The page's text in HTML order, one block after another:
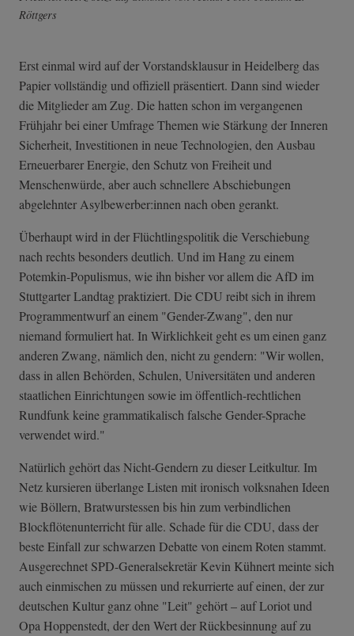
Röttgers
Erst einmal wird auf der Vorstandsklausur in Heidelberg das
Papier vollständig und offiziell präsentiert. Dann sind wieder
die Mitglieder am Zug. Die hatten schon im vergangenen
Frühjahr bei einer Umfrage Themen wie Stärkung der Inneren
Sicherheit, Investitionen in neue Technologien, den Ausbau
Erneuerbarer Energie, den Schutz von Freiheit und
Menschenwürde, aber auch schnellere Abschiebungen
abgelehnter Asylbewerber:innen nach oben gerankt.
Überhaupt wird in der Flüchtlingspolitik die Verschiebung
nach rechts besonders deutlich. Und im Hang zu einem
Potemkin-Populismus, wie ihn bisher vor allem die AfD im
Stuttgarter Landtag praktiziert. Die CDU reibt sich in ihrem
Programmentwurf an einem "Gender-Zwang", den nur
niemand formuliert hat. In Wirklichkeit geht es um einen ganz
anderen Zwang, nämlich den, nicht zu gendern: "Wir wollen,
dass in allen Behörden, Schulen, Universitäten und anderen
staatlichen Einrichtungen sowie im öffentlich-rechtlichen
Rundfunk keine grammatikalisch falsche Gender-Sprache
verwendet wird."
Natürlich gehört das Nicht-Gendern zu dieser Leitkultur. Im
Netz kursieren überlange Listen mit ironisch volksnahen Ideen
wie Böllern, Bratwurstessen bis hin zum verbindlichen
Blockflötenunterricht für alle. Schade für die CDU, dass der
beste Einfall zur schwarzen Debatte von einem Roten stammt.
Ausgerechnet SPD-Generalsekretär Kevin Kühnert meinte sich
auch einmischen zu müssen und rekurrierte auf einen, der zur
deutschen Kultur ganz ohne "Leit" gehört – auf Loriot und
Opa Hoppenstedt, der den Wert der Rückbesinnung auf zu